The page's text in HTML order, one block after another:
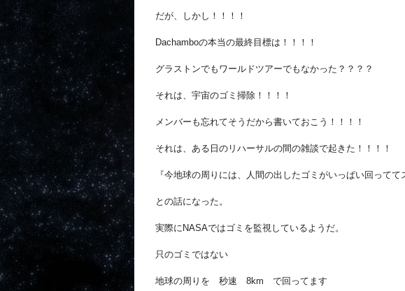
だが、しかし！！！！
Dachamboの本当の最終目標は！！！！
グラストンでもワールドツアーでもなかった？？？？
それは、宇宙のゴミ掃除！！！！
メンバーも忘れてそうだから書いておこう！！！！
それは、ある日のリハーサルの間の雑談で起きた！！！！
『今地球の周りには、人間の出したゴミがいっぱい回って
との話になった。
実際にNASAではゴミを監視しているようだ。
只のゴミではない
地球の周りを 秒速 8km で回ってます